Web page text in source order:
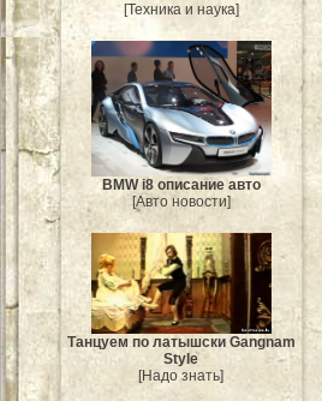
[Техника и наука]
BMW i8 описание авто
[Авто новости]
Танцуем по латышски Gangnam
Style
[Надо знать]